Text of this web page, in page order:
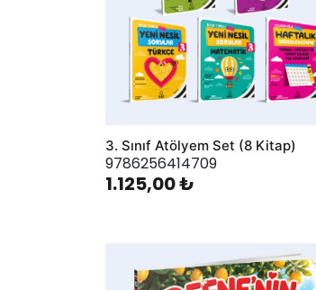
3. Sınıf Atölyem Set (8 Kitap)
9786256414709
1.125,00 ₺
AddToWishlist